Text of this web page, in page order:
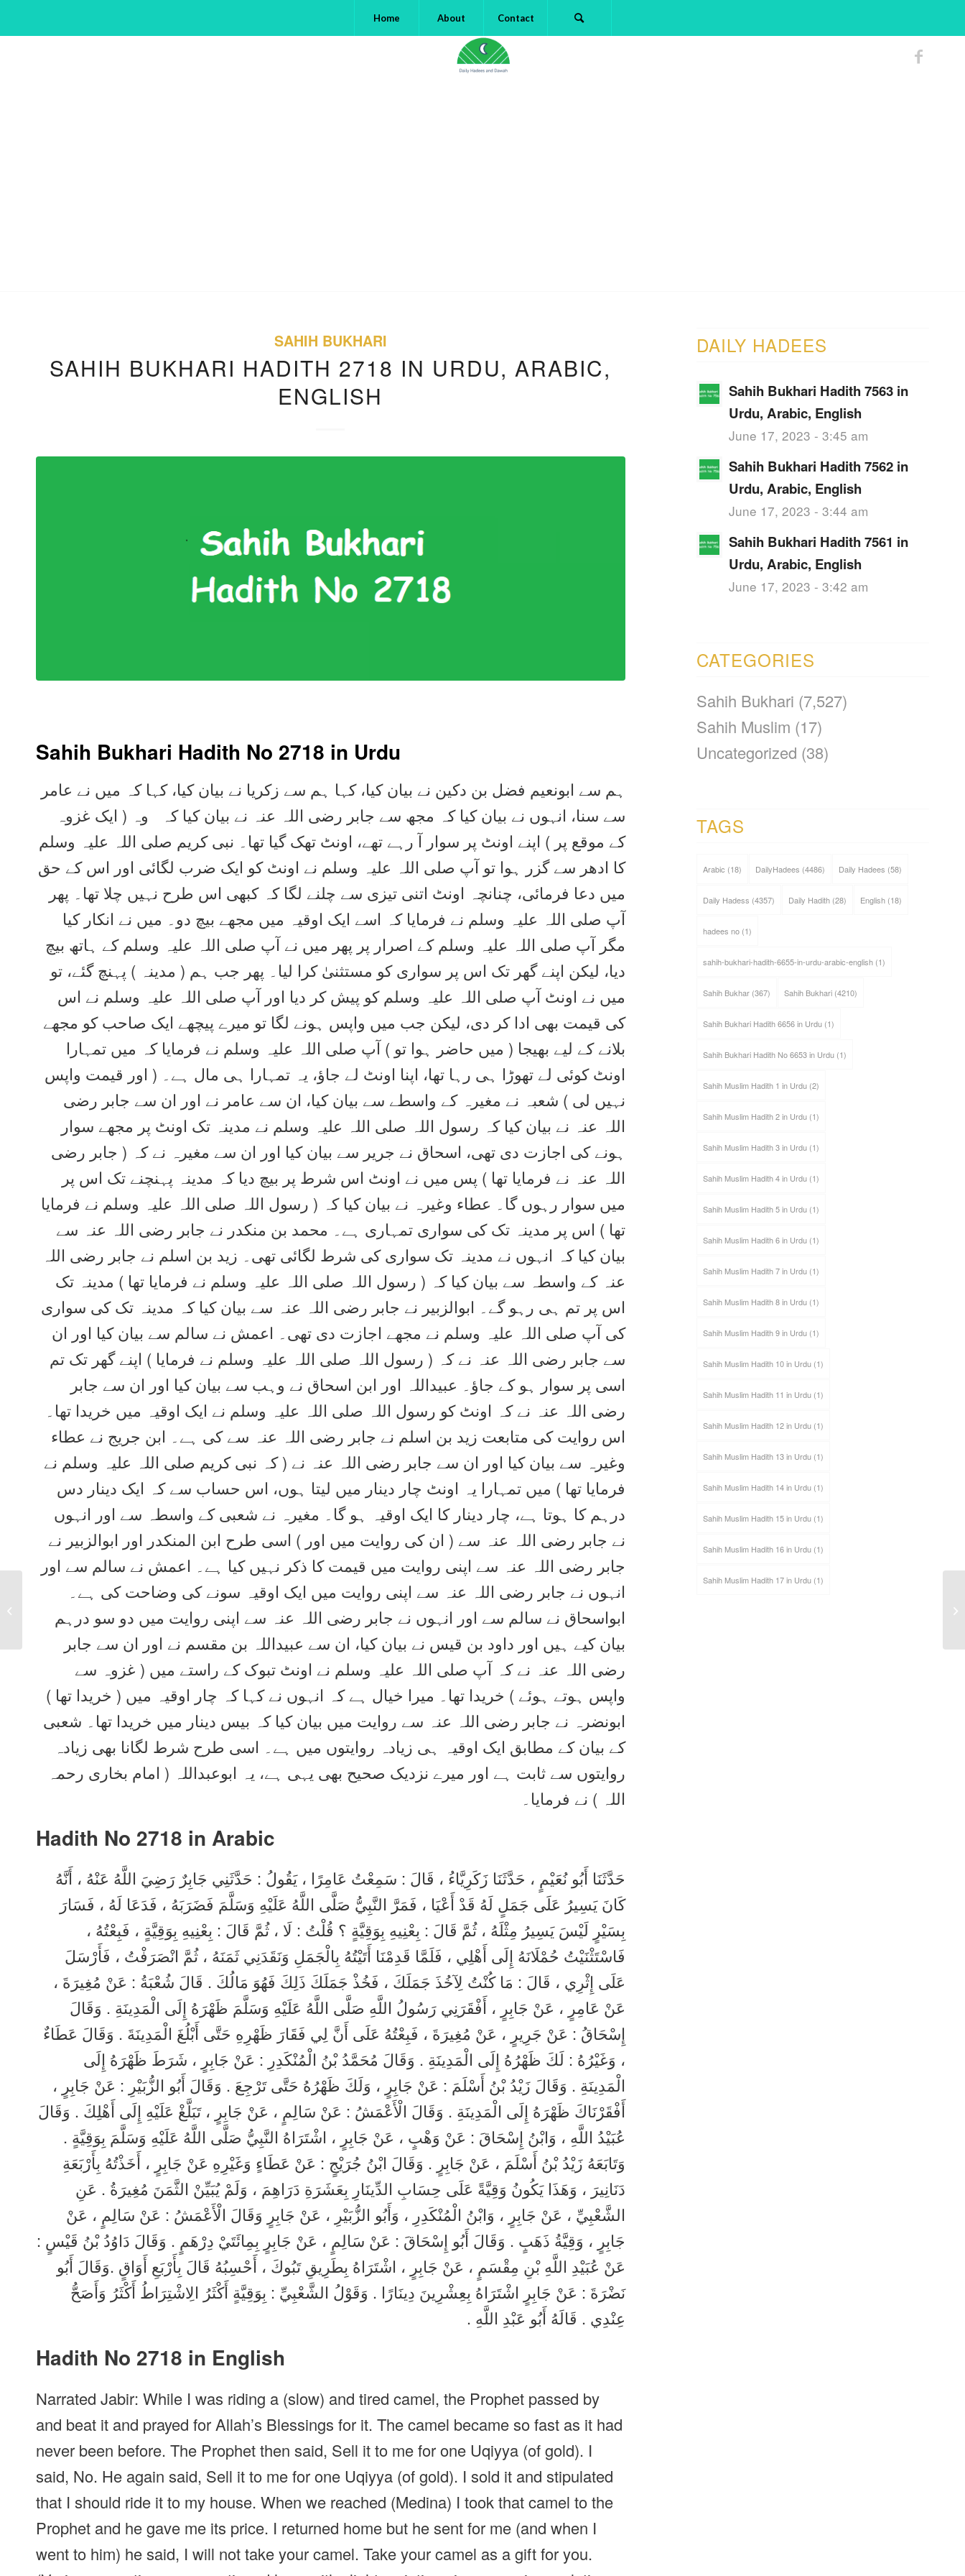
Home About Contact
SAHIH BUKHARI
SAHIH BUKHARI HADITH 2718 IN URDU, ARABIC,
ENGLISH
Sahih Bukhari Hadith No 2718 in Urdu
ہم سے ابونعیم فضل بن دکین نے بیان کیا، کہا ہم سے زکریا نے بیان کیا، کہا کہ میں نے عامر
سے سنا، انہوں نے بیان کیا کہ مجھ سے جابر رضی اللہ عنہ نے بیان کیا کہ وہ ( ایک غزوہ
کے موقع پر ) اپنے اونٹ پر سوار آ رہے تھے، اونٹ تھک گیا تھا۔ نبی کریم صلی اللہ علیہ وسلم
کا ادھر سے گزر ہوا تو آپ صلی اللہ علیہ وسلم نے اونٹ کو ایک ضرب لگائی اور اس کے حق
میں دعا فرمائی، چنانچہ اونٹ اتنی تیزی سے چلنے لگا کہ کبھی اس طرح نہیں چلا تھا۔ پھر
آپ صلی اللہ علیہ وسلم نے فرمایا کہ اسے ایک اوقیہ میں مجھے بیچ دو۔ میں نے انکار کیا
مگر آپ صلی اللہ علیہ وسلم کے اصرار پر پھر میں نے آپ صلی اللہ علیہ وسلم کے ہاتھ بیچ
دیا، لیکن اپنے گھر تک اس پر سواری کو مستثنیٰ کرا لیا۔ پھر جب ہم ( مدینہ ) پہنچ گئے، تو
میں نے اونٹ آپ صلی اللہ علیہ وسلم کو پیش کر دیا اور آپ صلی اللہ علیہ وسلم نے اس
کی قیمت بھی ادا کر دی، لیکن جب میں واپس ہونے لگا تو میرے پیچھے ایک صاحب کو مجھے
بلانے کے لیے بھیجا ( میں حاضر ہوا تو ) آپ صلی اللہ علیہ وسلم نے فرمایا کہ میں تمہارا
اونٹ کوئی لے تھوڑا ہی رہا تھا، اپنا اونٹ لے جاؤ، یہ تمہارا ہی مال ہے۔ ( اور قیمت واپس
نہیں لی ) شعبہ نے مغیرہ کے واسطے سے بیان کیا، ان سے عامر نے اور ان سے جابر رضی
اللہ عنہ نے بیان کیا کہ رسول اللہ صلی اللہ علیہ وسلم نے مدینہ تک اونٹ پر مجھے سوار
ہونے کی اجازت دی تھی، اسحاق نے جریر سے بیان کیا اور ان سے مغیرہ نے کہ ( جابر رضی
اللہ عنہ نے فرمایا تھا ) پس میں نے اونٹ اس شرط پر بیچ دیا کہ مدینہ پہنچنے تک اس پر
میں سوار رہوں گا۔ عطاء وغیرہ نے بیان کیا کہ ( رسول اللہ صلی اللہ علیہ وسلم نے فرمایا
تھا ) اس پر مدینہ تک کی سواری تمہاری ہے۔ محمد بن منکدر نے جابر رضی اللہ عنہ سے
بیان کیا کہ انہوں نے مدینہ تک سواری کی شرط لگائی تھی۔ زید بن اسلم نے جابر رضی اللہ
عنہ کے واسطہ سے بیان کیا کہ ( رسول اللہ صلی اللہ علیہ وسلم نے فرمایا تھا ) مدینہ تک
اس پر تم ہی رہو گے۔ ابوالزبیر نے جابر رضی اللہ عنہ سے بیان کیا کہ مدینہ تک کی سواری
کی آپ صلی اللہ علیہ وسلم نے مجھے اجازت دی تھی۔ اعمش نے سالم سے بیان کیا اور ان
سے جابر رضی اللہ عنہ نے کہ ( رسول اللہ صلی اللہ علیہ وسلم نے فرمایا ) اپنے گھر تک تم
اسی پر سوار ہو کے جاؤ۔ عبیداللہ اور ابن اسحاق نے وہب سے بیان کیا اور ان سے جابر
رضی اللہ عنہ نے کہ اونٹ کو رسول اللہ صلی اللہ علیہ وسلم نے ایک اوقیہ میں خریدا تھا۔
اس روایت کی متابعت زید بن اسلم نے جابر رضی اللہ عنہ سے کی ہے۔ ابن جریج نے عطاء
وغیرہ سے بیان کیا اور ان سے جابر رضی اللہ عنہ نے ( کہ نبی کریم صلی اللہ علیہ وسلم نے
فرمایا تھا ) میں تمہارا یہ اونٹ چار دینار میں لیتا ہوں، اس حساب سے کہ ایک دینار دس
درہم کا ہوتا ہے، چار دینار کا ایک اوقیہ ہو گا۔ مغیرہ نے شعبی کے واسطہ سے اور انہوں
نے جابر رضی اللہ عنہ سے ( ان کی روایت میں اور ) اسی طرح ابن المنکدر اور ابوالزبیر نے
جابر رضی اللہ عنہ سے اپنی روایت میں قیمت کا ذکر نہیں کیا ہے۔ اعمش نے سالم سے اور
انہوں نے جابر رضی اللہ عنہ سے اپنی روایت میں ایک اوقیہ سونے کی وضاحت کی ہے۔
ابواسحاق نے سالم سے اور انہوں نے جابر رضی اللہ عنہ سے اپنی روایت میں دو سو درہم
بیان کیے ہیں اور داود بن قیس نے بیان کیا، ان سے عبیداللہ بن مقسم نے اور ان سے جابر
رضی اللہ عنہ نے کہ آپ صلی اللہ علیہ وسلم نے اونٹ تبوک کے راستے میں ( غزوہ سے
واپس ہوتے ہوئے ) خریدا تھا۔ میرا خیال ہے کہ انہوں نے کہا کہ چار اوقیہ میں ( خریدا تھا )
ابونضرہ نے جابر رضی اللہ عنہ سے روایت میں بیان کیا کہ بیس دینار میں خریدا تھا۔ شعبی
کے بیان کے مطابق ایک اوقیہ ہی زیادہ روایتوں میں ہے۔ اسی طرح شرط لگانا بھی زیادہ
روایتوں سے ثابت ہے اور میرے نزدیک صحیح بھی یہی ہے، یہ ابوعبداللہ ( امام بخاری رحمہ
اللہ ) نے فرمایا۔
Hadith No 2718 in Arabic
حَدَّثَنَا أَبُو نُعَيْمٍ ، حَدَّثَنَا زَكَرِيَّاءُ ، قَالَ : سَمِعْتُ عَامِرًا ، يَقُولُ : حَدَّثَنِي جَابِرٌ رَضِيَ اللَّهُ عَنْهُ ، أَنَّهُ
كَانَ يَسِيرُ عَلَى جَمَلٍ لَهُ قَدْ أَعْيَا ، فَمَرَّ النَّبِيُّ صَلَّى اللَّهُ عَلَيْهِ وَسَلَّمَ فَضَرَبَهُ ، فَدَعَا لَهُ ، فَسَارَ
بِسَيْرٍ لَيْسَ يَسِيرُ مِثْلَهُ ، ثُمَّ قَالَ : بِعْنِيهِ بِوَقِيَّةٍ ؟ قُلْتُ : لَا ، ثُمَّ قَالَ : بِعْنِيهِ بِوَقِيَّةٍ ، فَبِعْتُهُ ،
فَاسْتَثْنَيْتُ حُمْلَانَهُ إِلَى أَهْلِي ، فَلَمَّا قَدِمْنَا أَتَيْتُهُ بِالْجَمَلِ وَنَقَدَنِي ثَمَنَهُ ، ثُمَّ انْصَرَفْتُ ، فَأَرْسَلَ
عَلَى إِثْرِي ، قَالَ : مَا كُنْتُ لِآخُذَ جَمَلَكَ ، فَخُذْ جَمَلَكَ ذَلِكَ فَهُوَ مَالُكَ . قَالَ شُعْبَةُ : عَنْ مُغِيرَةَ ،
عَنْ عَامِرٍ ، عَنْ جَابِرٍ ، أَفْقَرَنِي رَسُولُ اللَّهِ صَلَّى اللَّهُ عَلَيْهِ وَسَلَّمَ ظَهْرَهُ إِلَى الْمَدِينَةِ . وَقَالَ
إِسْحَاقُ : عَنْ جَرِيرٍ ، عَنْ مُغِيرَةَ ، فَبِعْتُهُ عَلَى أَنَّ لِي فَقَارَ ظَهْرِهِ حَتَّى أَبْلُغَ الْمَدِينَةَ . وَقَالَ عَطَاءٌ
، وَغَيْرُهُ : لَكَ ظَهْرُهُ إِلَى الْمَدِينَةِ . وَقَالَ مُحَمَّدُ بْنُ الْمُنْكَدِرِ : عَنْ جَابِرٍ ، شَرَطَ ظَهْرَهُ إِلَى
الْمَدِينَةِ . وَقَالَ زَيْدُ بْنُ أَسْلَمَ : عَنْ جَابِرٍ ، وَلَكَ ظَهْرُهُ حَتَّى تَرْجِعَ . وَقَالَ أَبُو الزُّبَيْرِ : عَنْ جَابِرٍ ،
أَفْقَرْنَاكَ ظَهْرَهُ إِلَى الْمَدِينَةِ . وَقَالَ الْأَعْمَشُ : عَنْ سَالِمٍ ، عَنْ جَابِرٍ ، تَبَلَّغْ عَلَيْهِ إِلَى أَهْلِكَ . وَقَالَ
عُبَيْدُ اللَّهِ ، وَابْنُ إِسْحَاقَ : عَنْ وَهْبٍ ، عَنْ جَابِرٍ ، اشْتَرَاهُ النَّبِيُّ صَلَّى اللَّهُ عَلَيْهِ وَسَلَّمَ بِوَقِيَّةٍ .
وَتَابَعَهُ زَيْدُ بْنُ أَسْلَمَ ، عَنْ جَابِرٍ . وَقَالَ ابْنُ جُرَيْجٍ : عَنْ عَطَاءٍ وَغَيْرِهِ عَنْ جَابِرٍ ، أَخَذْتُهُ بِأَرْبَعَةِ
دَنَانِيرَ ، وَهَذَا يَكُونُ وَقِيَّةً عَلَى حِسَابِ الدِّينَارِ بِعَشَرَةِ دَرَاهِمَ ، وَلَمْ يُبَيِّنْ الثَّمَنَ مُغِيرَةُ . عَنِ
الشَّعْبِيِّ ، عَنْ جَابِرٍ ، وَابْنُ الْمُنْكَدِرِ ، وَأَبُو الزُّبَيْرِ ، عَنْ جَابِرٍ وَقَالَ الْأَعْمَشُ : عَنْ سَالِمٍ ، عَنْ
جَابِرٍ ، وَقِيَّةُ ذَهَبٍ . وَقَالَ أَبُو إِسْحَاقَ : عَنْ سَالِمٍ ، عَنْ جَابِرٍ بِمِائَتَيْ دِرْهَمٍ . وَقَالَ دَاوُدُ بْنُ قَيْسٍ :
عَنْ عُبَيْدِ اللَّهِ بْنِ مِقْسَمٍ ، عَنْ جَابِرٍ ، اشْتَرَاهُ بِطَرِيقِ تَبُوكَ ، أَحْسِبُهُ قَالَ بِأَرْبَعِ أَوَاقٍ .وَقَالَ أَبُو
نَضْرَةَ : عَنْ جَابِرٍ اشْتَرَاهُ بِعِشْرِينَ دِينَارًا . وَقَوْلُ الشَّعْبِيِّ : بِوَقِيَّةٍ أَكْثَرُ الِاشْتِرَاطُ أَكْثَرُ وَأَصَحُّ
عِنْدِي . قَالَهُ أَبُو عَبْدِ اللَّهِ .
Hadith No 2718 in English
Narrated Jabir: While I was riding a (slow) and tired camel, the Prophet passed by
and beat it and prayed for Allah’s Blessings for it. The camel became so fast as it had
never been before. The Prophet then said, Sell it to me for one Uqiyya (of gold). I
said, No. He again said, Sell it to me for one Uqiyya (of gold). I sold it and stipulated
that I should ride it to my house. When we reached (Medina) I took that camel to the
Prophet and he gave me its price. I returned home but he sent for me (and when I
went to him) he said, I will not take your camel. Take your camel as a gift for you.
DAILY HADEES
Sahih Bukhari Hadith 7563 in
Urdu, Arabic, English
June 17, 2023 - 3:45 am
Sahih Bukhari Hadith 7562 in
Urdu, Arabic, English
June 17, 2023 - 3:44 am
Sahih Bukhari Hadith 7561 in
Urdu, Arabic, English
June 17, 2023 - 3:42 am
CATEGORIES
Sahih Bukhari (7,527)
Sahih Muslim (17)
Uncategorized (38)
TAGS
Arabic (18) DailyHadees (4486) Daily Hadees (58)
Daily Hadess (4357) Daily Hadith(28) English(18)
hadees no(1)
sahih-bukhari-hadith-6655-in-urdu-arabic-english(1)
Sahih Bukhar(367) Sahih Bukhari(4210)
Sahih Bukhari Hadith 6656 in Urdu(1)
Sahih Bukhari Hadith No 6653 in Urdu(1)
Sahih Muslim Hadith 1 in Urdu(2)
Sahih Muslim Hadith 2 in Urdu(1)
Sahih Muslim Hadith 3 in Urdu(1)
Sahih Muslim Hadith 4 in Urdu(1)
Sahih Muslim Hadith 5 in Urdu(1)
Sahih Muslim Hadith 6 in Urdu(1)
Sahih Muslim Hadith 7 in Urdu(1)
Sahih Muslim Hadith 8 in Urdu(1)
Sahih Muslim Hadith 9 in Urdu(1)
Sahih Muslim Hadith 10 in Urdu(1)
Sahih Muslim Hadith 11 in Urdu(1)
Sahih Muslim Hadith 12 in Urdu(1)
Sahih Muslim Hadith 13 in Urdu(1)
Sahih Muslim Hadith 14 in Urdu(1)
Sahih Muslim Hadith 15 in Urdu(1)
Sahih Muslim Hadith 16 in Urdu(1)
Sahih Muslim Hadith 17 in Urdu(1)
Sahih Bukhari Hadith
English